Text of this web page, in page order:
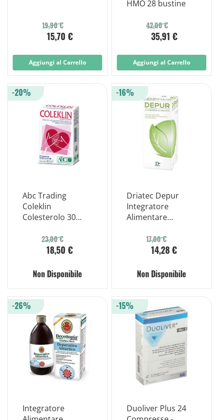
19,90 €
15,70 €
Aggiungi al Carrello
HMO 28 bustine
42,00 €
35,91 €
Aggiungi al Carrello
Abc Trading
Coleklin
Colesterolo 30
23,00 €
18,50 €
-20%
Non Disponibile
Driatec Depur
Integratore
Alimentare
17,00 €
14,28 €
-16%
Non Disponibile
Integratore
-26%
Duoliver Plus 24
-15%